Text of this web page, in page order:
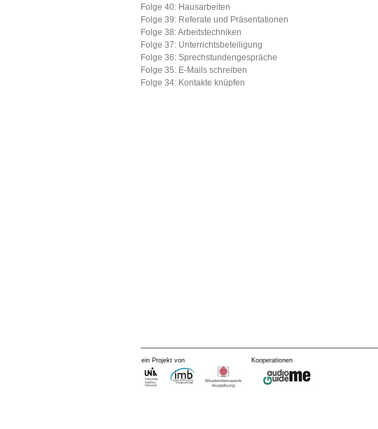
Folge 40: Hausarbeiten
Folge 39: Referate und Präsentationen
Folge 38: Arbeitstechniken
Folge 37: Unterrichtsbeteiligung
Folge 36: Sprechstundengespräche
Folge 35: E-Mails schreiben
Folge 34: Kontakte knüpfen
ein Projekt von
Kooperationen